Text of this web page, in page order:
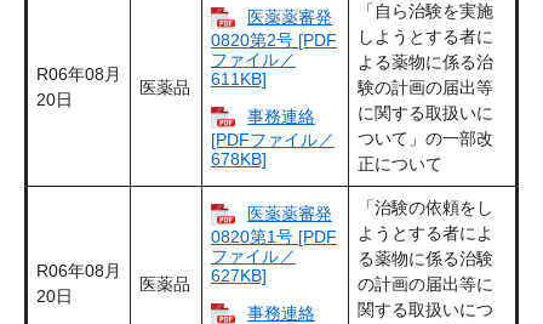
R06年08月
20日
医薬品
医薬薬審発
0820第2号 [PDF
ファイル／
611KB]
事務連絡
[PDFファイル／
678KB]
「自ら治験を実施
しようとする者に
よる薬物に係る治
験の計画の届出等
に関する取扱いに
ついて」の一部改
正について
R06年08月
20日
医薬品
医薬薬審発
0820第1号 [PDF
ファイル／
627KB]
事務連絡
「治験の依頼をし
ようとする者によ
る薬物に係る治験
の計画の届出等に
関する取扱いにつ